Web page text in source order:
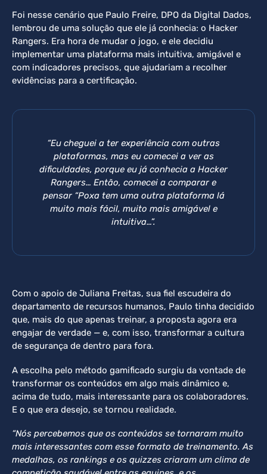
Foi nesse cenário que Paulo Freire, DPO da Digital Dados,
lembrou de uma solução que ele já conhecia: o Hacker
Rangers. Era hora de mudar o jogo, e ele decidiu
implementar uma plataforma mais intuitiva, amigável e
com indicadores precisos, que ajudariam a recolher
evidências para a certificação.
“Eu cheguei a ter experiência com outras
plataformas, mas eu comecei a ver as
dificuldades, porque eu já conhecia a Hacker
Rangers… Então, comecei a comparar e
pensar “Poxa tem uma outra plataforma lá
muito mais fácil, muito mais amigável e
intuitiva…”.
Com o apoio de Juliana Freitas, sua fiel escudeira do
departamento de recursos humanos, Paulo tinha decidido
que, mais do que apenas treinar, a proposta agora era
engajar de verdade — e, com isso, transformar a cultura
de segurança de dentro para fora.
A escolha pelo método gamificado surgiu da vontade de
transformar os conteúdos em algo mais dinâmico e,
acima de tudo, mais interessante para os colaboradores.
E o que era desejo, se tornou realidade.
“Nós percebemos que os conteúdos se tornaram muito
mais interessantes com esse formato de treinamento. As
medalhas, os rankings e os quizzes criaram um clima de